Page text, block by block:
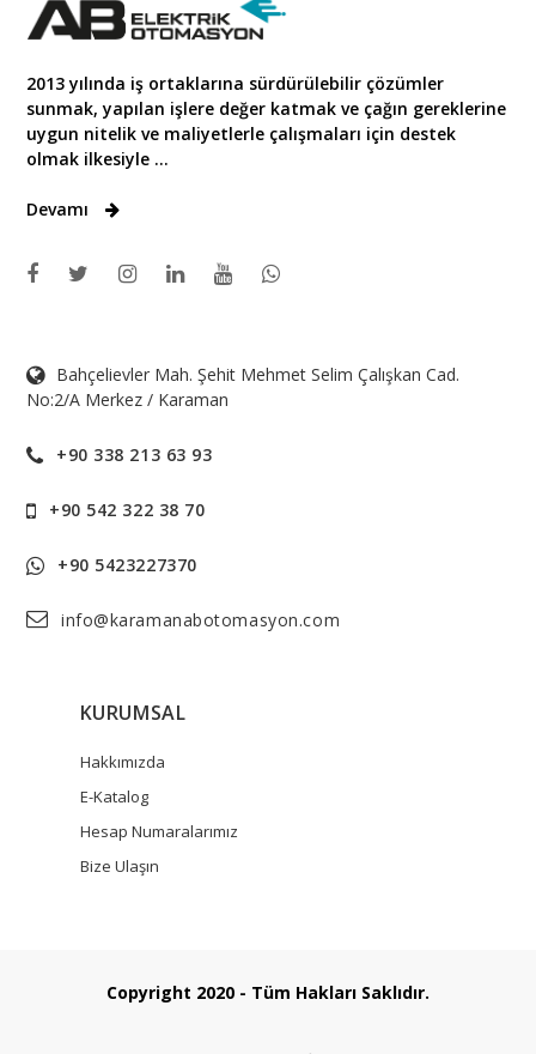
2013 yılında iş ortaklarına sürdürülebilir çözümler
sunmak, yapılan işlere değer katmak ve çağın gereklerine
uygun nitelik ve maliyetlerle çalışmaları için destek
olmak ilkesiyle ...
Devamı
Bahçelievler Mah. Şehit Mehmet Selim Çalışkan Cad.
No:2/A Merkez / Karaman
+90 338 213 63 93
+90 542 322 38 70
+90 5423227370
info@karamanabotomasyon.com
KURUMSAL
Hakkımızda
E-Katalog
Hesap Numaralarımız
Bize Ulaşın
Copyright 2020 - Tüm Hakları Saklıdır.